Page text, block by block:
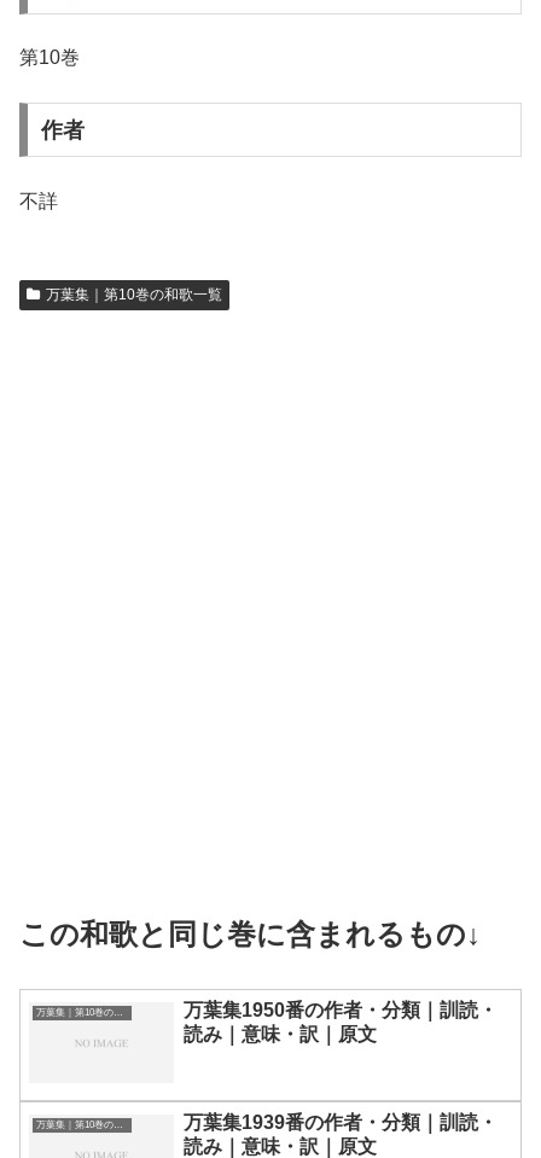
第10巻
作者
不詳
万葉集｜第10巻の和歌一覧
この和歌と同じ巻に含まれるもの↓
万葉集｜第10巻の和歌一覧
万葉集1950番の作者・分類｜訓読・
読み｜意味・訳｜原文
万葉集｜第10巻の和歌一覧
万葉集1939番の作者・分類｜訓読・
読み｜意味・訳｜原文